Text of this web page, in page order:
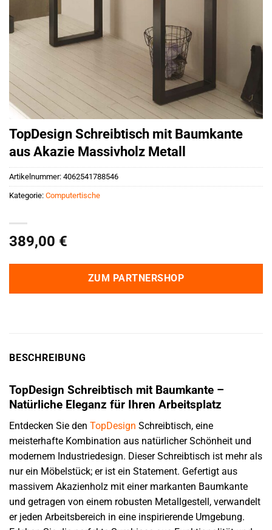
TopDesign Schreibtisch mit Baumkante
aus Akazie Massivholz Metall
389,00 €
ZUM PARTNERSHOP
Artikelnummer: 4062541788546
Kategorie: Computertische
BESCHREIBUNG
TopDesign Schreibtisch mit Baumkante –
Natürliche Eleganz für Ihren Arbeitsplatz
Entdecken Sie den TopDesign Schreibtisch, eine
meisterhafte Kombination aus natürlicher Schönheit und
modernem Industriedesign. Dieser Schreibtisch ist mehr als
nur ein Möbelstück; er ist ein Statement. Gefertigt aus
massivem Akazienholz mit einer markanten Baumkante
und getragen von einem robusten Metallgestell, verwandelt
er jeden Arbeitsbereich in eine inspirierende Umgebung.